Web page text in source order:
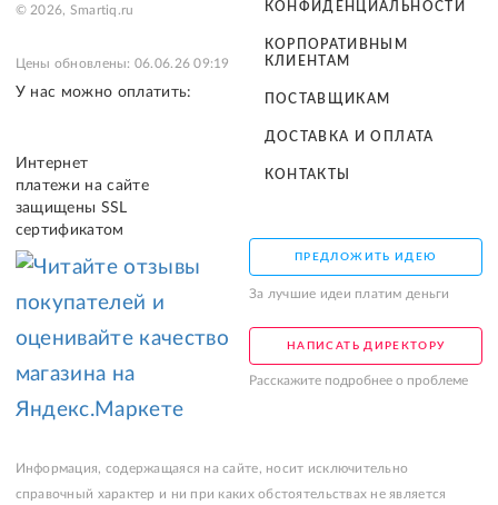
© 2026, Smartiq.ru
Цены обновлены: 06.06.26 09:19
У нас можно оплатить:
Интернет
платежи на сайте
защищены SSL
сертификатом
КОНФИДЕНЦИАЛЬНОСТИ
КОРПОРАТИВНЫМ
КЛИЕНТАМ
ПОСТАВЩИКАМ
ДОСТАВКА И ОПЛАТА
КОНТАКТЫ
ПРЕДЛОЖИТЬ ИДЕЮ
За лучшие идеи платим деньги
НАПИСАТЬ ДИРЕКТОРУ
Расскажите подробнее о проблеме
Информация, содержащаяся на сайте, носит исключительно
справочный характер и ни при каких обстоятельствах не является